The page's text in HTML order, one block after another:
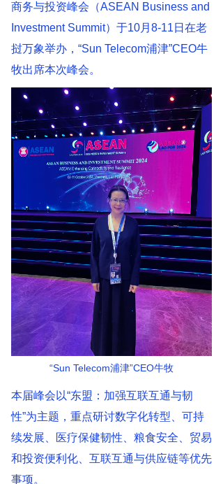
商务与投资峰会（ASEAN Business and
Investment Summit）于10月8-11日在老
挝万象举办，“Sun Telecom浦津”CEO牛
牧出席本次峰会。
“Sun Telecom浦津”CEO牛牧
本届峰会以“东盟：加强互联互通与韧
性”为主题，重点研讨数字化转型、可持
续发展、医疗保健韧性、粮食安全、贸易
和投资便利化、互联互通与供应链等优先
事项。